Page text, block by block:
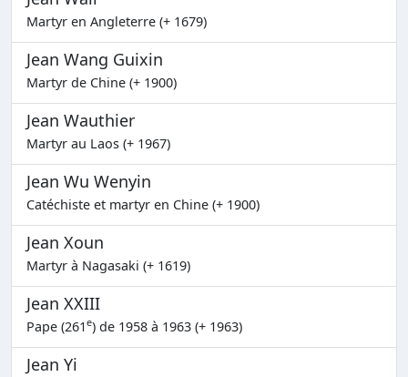
Martyr en Angleterre (+ 1679)
Jean Wang Guixin
Martyr de Chine (+ 1900)
Jean Wauthier
Martyr au Laos (+ 1967)
Jean Wu Wenyin
Catéchiste et martyr en Chine (+ 1900)
Jean Xoun
Martyr à Nagasaki (+ 1619)
Jean XXIII
Pape (261e) de 1958 à 1963 (+ 1963)
Jean Yi